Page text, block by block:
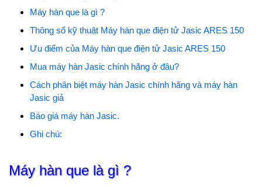
Máy hàn que là gì ?
Thông số kỹ thuật Máy hàn que điện tử Jasic ARES 150
Ưu điểm của Máy hàn que điện tử Jasic ARES 150
Mua máy hàn Jasic chính hãng ở đâu?
Cách phân biệt máy hàn Jasic chính hãng và máy hàn
Jasic giả
Báo giá máy hàn Jasic.
Ghi chú:
Máy hàn que là gì ?